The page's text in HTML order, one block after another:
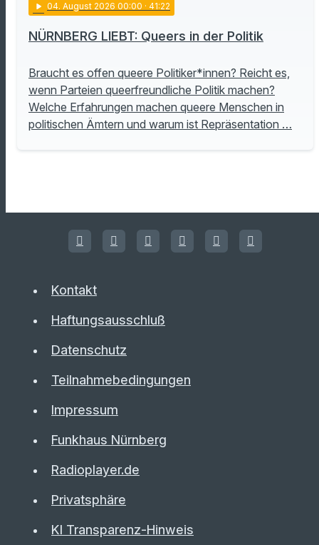
play_arrow 04. August 2026 00:00 · 41:22
NÜRNBERG LIEBT: Queers in der Politik
Braucht es offen queere Politiker*innen? Reicht es,
wenn Parteien queerfreundliche Politik machen?
Welche Erfahrungen machen queere Menschen in
politischen Ämtern und warum ist Repräsentation …
Kontakt
Haftungsausschluß
Datenschutz
Teilnahmebedingungen
Impressum
Funkhaus Nürnberg
Radioplayer.de
Privatsphäre
KI Transparenz-Hinweis